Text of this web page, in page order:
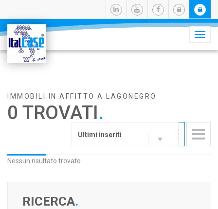
IMMOBILI IN AFFITTO A LAGONEGRO
0 TROVATI.
Ultimi inseriti
Nessun risultato trovato
RICERCA.